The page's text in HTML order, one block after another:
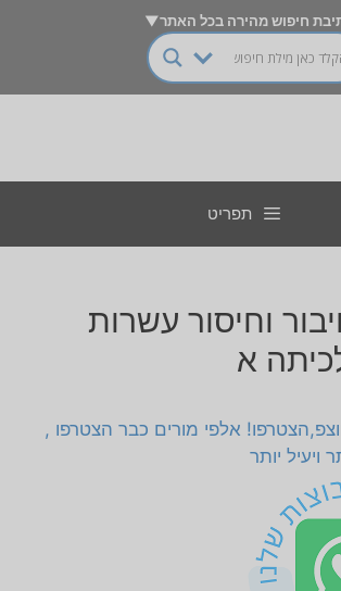
חיפוש מהירה בכל האתר▼
תפריט
וחיסור עשרות
א
אלפי מורים כבר הצטרפו ,
ויעיל יותר